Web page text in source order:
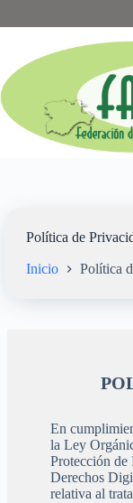
Política de
Inicio Política
En
la Ley
Protección de
Derechos
relativa al